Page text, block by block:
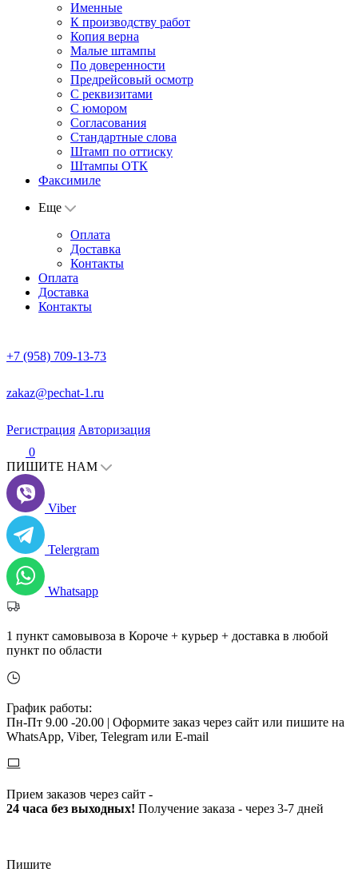
Именные
К производству работ
Копия верна
Малые штампы
По доверенности
Предрейсовый осмотр
С реквизитами
С юмором
Согласования
Стандартные слова
Штамп по оттиску
Штампы ОТК
Факсимиле
Еще
Оплата
Доставка
Контакты
Оплата
Доставка
Контакты
+7 (958) 709-13-73
zakaz@pechat-1.ru
Регистрация Авторизация
0
ПИШИТЕ НАМ
Viber
Telergram
Whatsapp
1 пункт самовывоза в Короче + курьер + доставка в любой
пункт по области
График работы:
Пн-Пт 9.00 -20.00 | Оформите заказ через сайт или пишите на
WhatsApp, Viber, Telegram или E-mail
Прием заказов через сайт -
24 часа без выходных! Получение заказа - через 3-7 дней
Пишите